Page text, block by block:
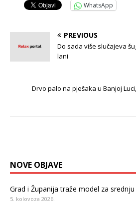
WhatsApp
PREVIOUS
Do sada više slučajeva
lani
Drvo palo na pješaka u Banjoj
NOVE OBJAVE
Grad i Županija traže model za
5. kolovoza 2026.